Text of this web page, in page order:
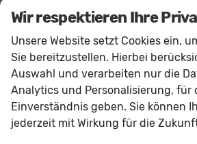
Bluetooth
Das Fahrzeug verfügt über
Navigationssystem. Durch
Android Auto ist jedoch eine
kompatible Smartphone-Apps
oder Apple Karten) über den
Wir respektieren Ihre
Unsere Website setzt Cookies ein,
Sie bereitzustellen. Hierbei
Auswahl und verarbeiten nur die
Analytics und Personalisierung, für
Einverständnis geben. Sie können
jederzeit mit Wirkung für die